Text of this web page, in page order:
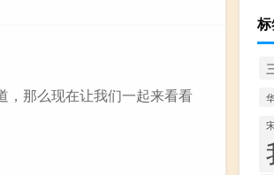
，那么现在让我们一起来看看